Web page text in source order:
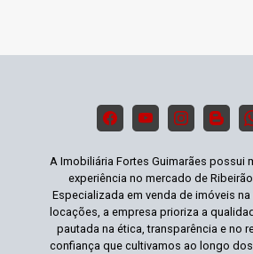
A Imobiliária Fortes Guimarães possui
experiência no mercado de
Especializada em venda de imóveis
locações, a empresa prioriza a
pautada na ética, transparência e no
confiança que cultivamos ao longo